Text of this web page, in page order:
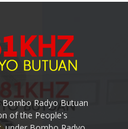
Radyo Butuan
of the People's